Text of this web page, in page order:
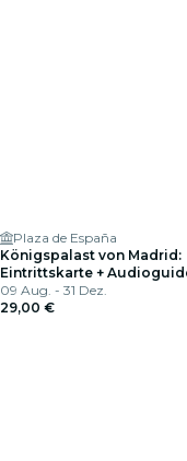
Plaza de España
Königspalast von Madrid:
Eintrittskarte +
09 Aug. - 31 Dez.
29,00 €